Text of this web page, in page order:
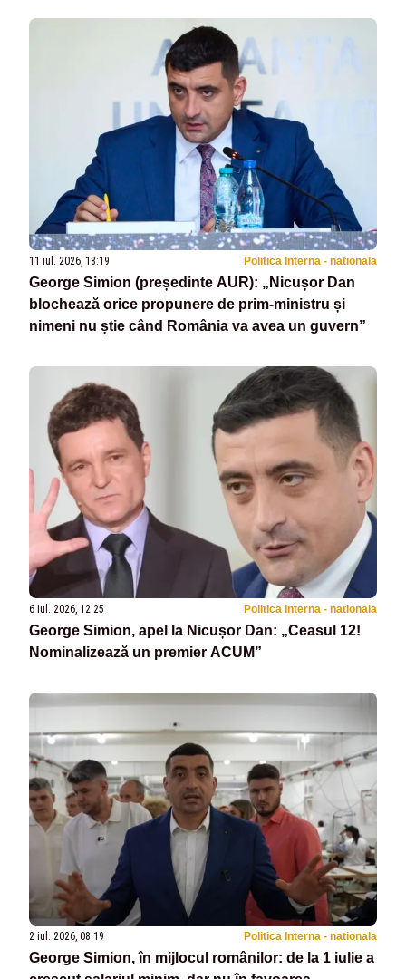
11 iul. 2026, 18:19 Politica Interna - nationala
George Simion (președinte AUR): „Nicușor Dan
blochează orice propunere de prim-ministru și
nimeni nu știe când România va avea un guvern”
6 iul. 2026, 12:25 Politica Interna - nationala
George Simion, apel la Nicușor Dan: „Ceasul 12!
Nominalizează un premier ACUM”
2 iul. 2026, 08:19 Politica Interna - nationala
George Simion, în mijlocul românilor: de la 1 iulie a